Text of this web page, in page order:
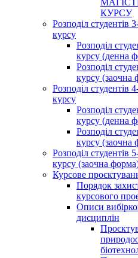
КУРСУ
Розподіл студентів
курсу
Розподіл
курсу (денна
Розподіл
курсу (заочна
Розподіл студентів
курсу
Розподіл
курсу (денна
Розподіл
курсу (заочна
Розподіл студентів
курсу (заочна
Курсове
Порядок
курсового
Описи
дисциплін